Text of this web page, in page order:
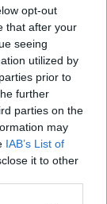
opt-out
that after your
seeing
utilized by
prior to
further
parties on the
may
IAB’s List of
it to other